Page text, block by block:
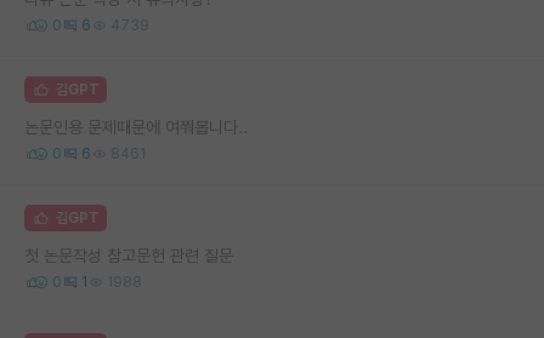
0 6 4739
김GPT
논문인용 문제때문에 여쭤봅니다..
0 6 8461
김GPT
첫 논문작성 참고문헌 관련 질문
0 1 1988